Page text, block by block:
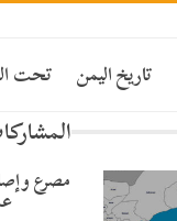
تاريخ اليمن تحت
مصرع